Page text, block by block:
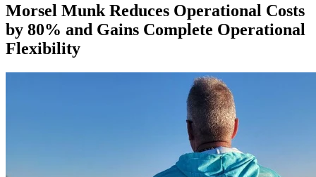
Morsel Munk Reduces Operational Costs
by 80% and Gains Complete Operational
Flexibility